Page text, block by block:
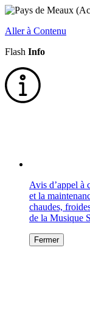
Aller à Contenu
Flash Info
Avis d’appel à
et la
chaudes,
de la Musique
Fermer